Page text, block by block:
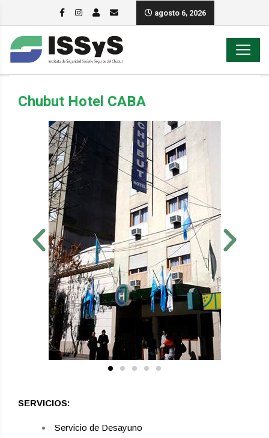
agosto 6, 2026
Chubut Hotel CABA
SERVICIOS:
Servicio de Desayuno